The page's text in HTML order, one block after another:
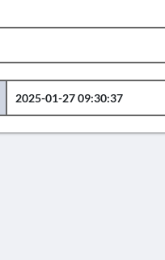
2025-01-27 09:30:37